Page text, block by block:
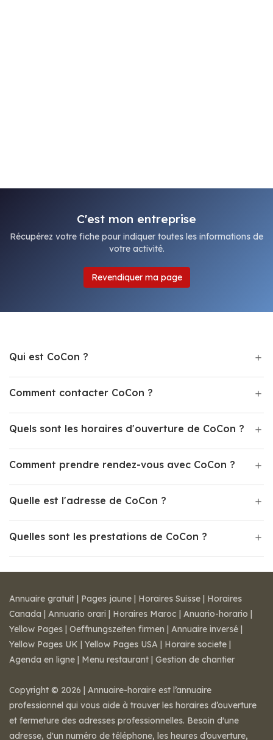
C'est mon entreprise
Récupérez votre fiche pour indiquer toutes les informations de
votre activité.
Revendiquer ma page
Qui est CoCon ?
Comment contacter CoCon ?
Quels sont les horaires d'ouverture de CoCon ?
Comment prendre rendez-vous avec CoCon ?
Quelle est l'adresse de CoCon ?
Quelles sont les prestations de CoCon ?
Annuaire gratuit | Pages jaune | Horaires Suisse | Horaires
Canada | Annuario orari | Horaires Maroc | Anuario-horario |
Yellow Pages | Oeffnungszeiten firmen | Annuaire inversé |
Yellow Pages UK | Yellow Pages USA | Horaire societe |
Agenda en ligne | Menu restaurant | Gestion de chantier
Copyright © 2026 | Annuaire-horaire est l’annuaire
professionnel qui vous aide à trouver les horaires d’ouverture
et fermeture des adresses professionnelles. Besoin d'une
adresse, d'un numéro de téléphone, les heures d’ouverture,